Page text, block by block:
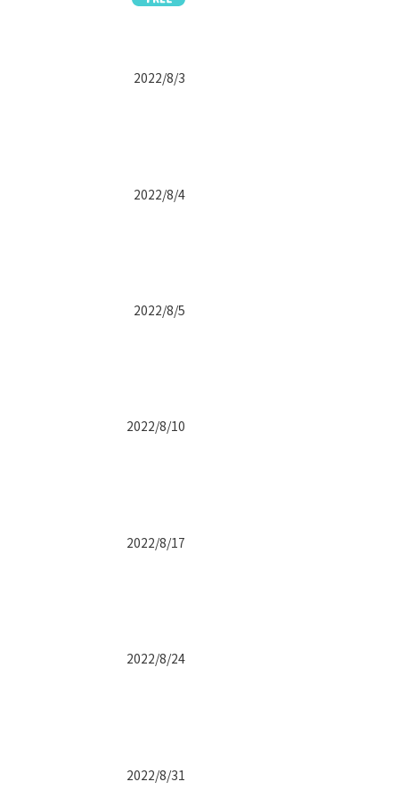
2022/8/3
2022/8/4
2022/8/5
2022/8/10
2022/8/17
2022/8/24
2022/8/31